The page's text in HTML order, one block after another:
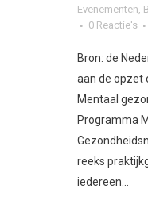
Evenementen
0 Reactie's
Bron: de
aan de opzet
Mentaal
Programma
reeks
iedereen...